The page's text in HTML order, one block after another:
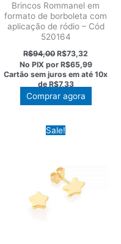
Brincos Rommanel em
formato de borboleta com
aplicação de ródio – Cód
520164
R$94,00O
preço
original
era:
R$94,00.
R$73,32
preço
atual
é:
R$73,32.
No PIX por R$65,99
Cartão sem juros em até10x
deR$7,33
Comprar agora
Sale!